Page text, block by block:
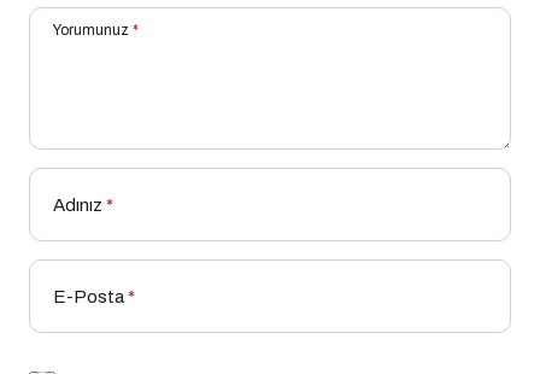
Yorumunuz *
Adınız *
E-Posta*